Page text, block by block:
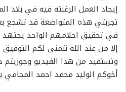
إيجاد العمل الرغبته فيه في بلاد
تجربتي هذه المتواضعة قد تشجع
في تحقيق احلامهم الواحد يجتهد
إلا من عند الله نتمنى لكم
وتستفيد من هذا الفيديو وجوزيتم
‏أخوكم الوليد محمد احمد المحامي